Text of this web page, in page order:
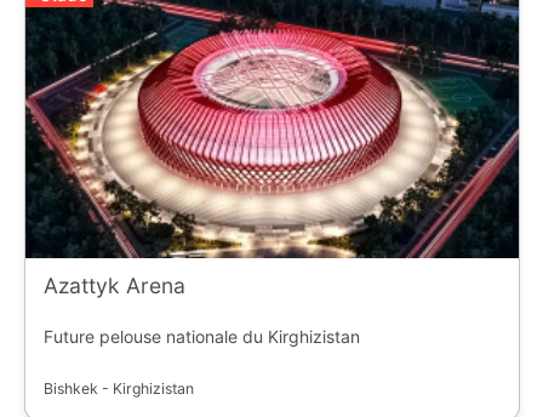
Azattyk Arena
Future pelouse nationale du Kirghizistan
Bishkek - Kirghizistan